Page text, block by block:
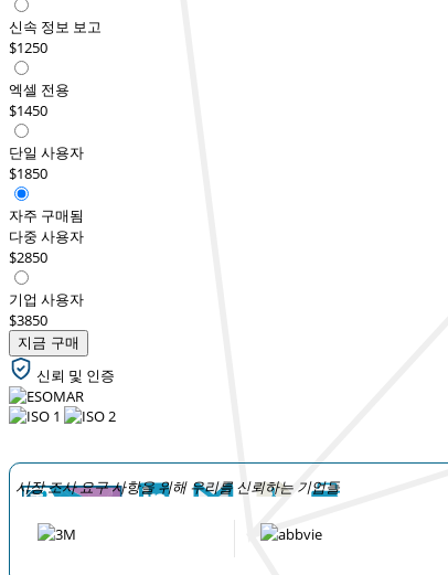
신속 정보 보고
$1250
엑셀 전용
$1450
단일 사용자
$1850
자주 구매됨
다중 사용자
$2850
기업 사용자
$3850
지금 구매
신뢰 및 인증
시장 조사 요구 사항을 위해 우리를 신뢰하는 기업들